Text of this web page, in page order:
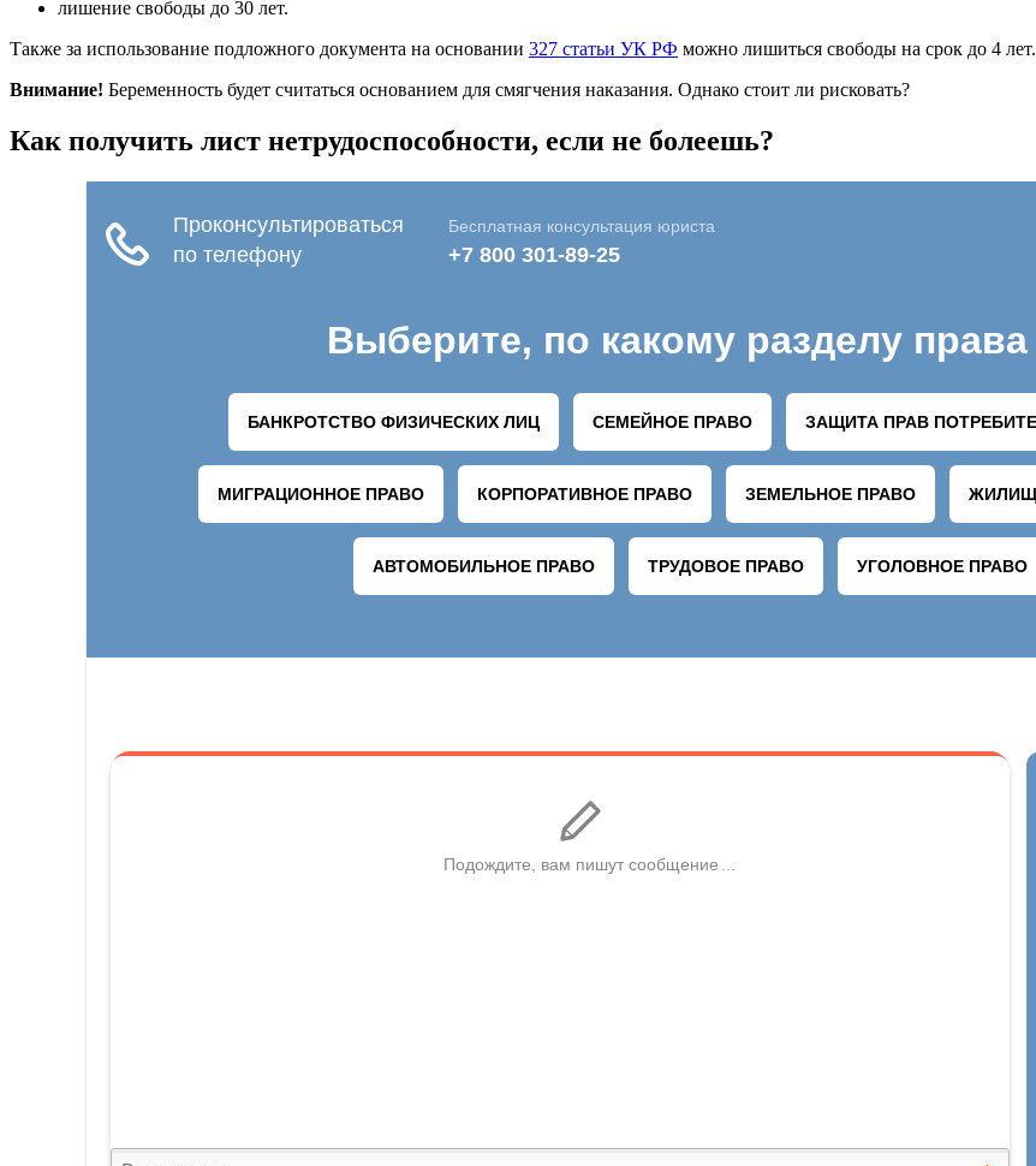
лишение свободы до 30 лет.
Также за использование подложного документа на основании 327 статьи УК РФ можно лишиться свободы на срок до 4 лет.
Внимание! Беременность будет считаться основанием для смягчения наказания. Однако стоит ли рисковать?
Как получить лист нетрудоспособности, если не болеешь?